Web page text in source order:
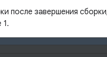
после завершения
1.